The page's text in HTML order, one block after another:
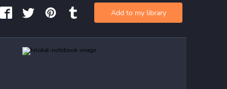
Add to my library